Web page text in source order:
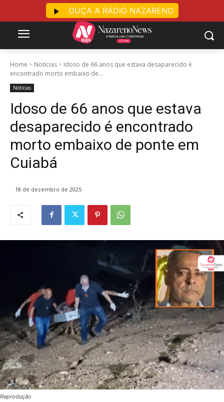
Home Notícias
Idoso de 66 anos que estava desaparecido é
encontrado morto embaixo de...
Notícias
Idoso de 66 anos que estava
desaparecido é encontrado
morto embaixo de ponte em
Cuiabá
18 de dezembro de 2025
Reprodução
OUÇA A RÁDIO NAZARENO